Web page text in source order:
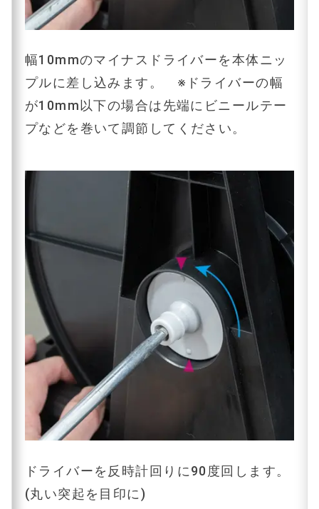
幅10mmのマイナスドライバーを本体ニッ
プルに差し込みます。 ※ドライバーの幅
が10mm以下の場合は先端にビニールテー
プなどを巻いて調節してください。
ドライバーを反時計回りに90度回します。
(丸い突起を目印に)